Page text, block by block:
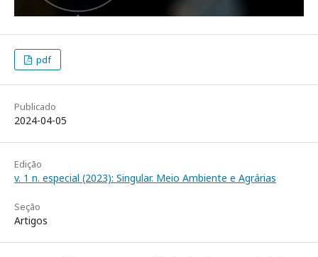
pdf
Publicado
2024-04-05
Edição
v. 1 n. especial (2023): Singular. Meio Ambiente e Agrárias
Seção
Artigos